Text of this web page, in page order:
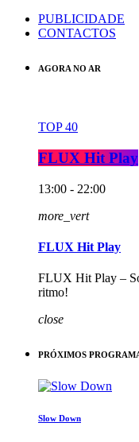
PUBLICIDADE
CONTACTOS
AGORA NO AR
TOP 40
FLUX Hit Play
13:00 - 22:00
more_vert
FLUX Hit Play
FLUX Hit Play –
ritmo!
close
PRÓXIMOS
Slow Down